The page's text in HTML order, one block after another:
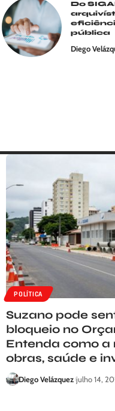
Do
pública
Diego
POLÍTICA
Suzano pode
bloqueio no
Entenda como
obras, saúde e
Diego Velázquez julho 14,